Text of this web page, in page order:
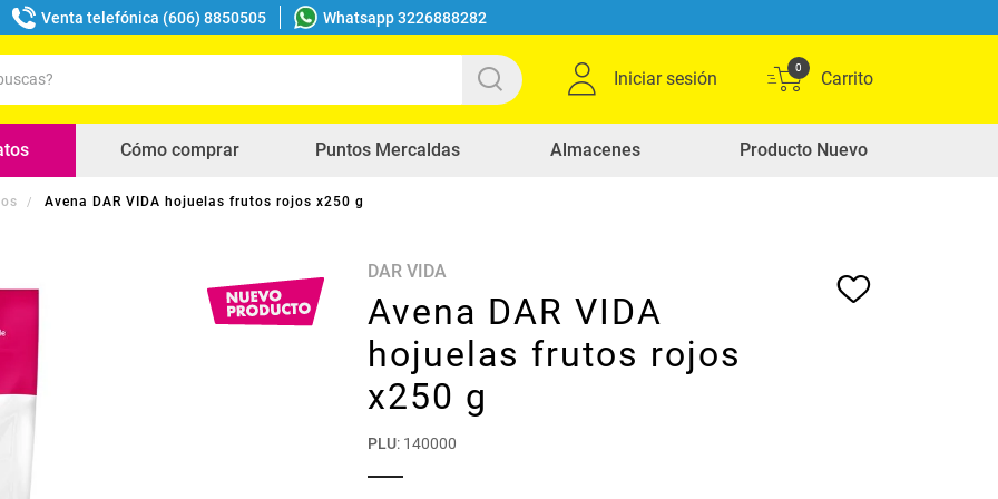
Venta telefónica (606) 8850505 Whatsapp 3226888282
Iniciar sesión
0
Cómo comprar Puntos Mercaldas Almacenes Producto Nuevo
Avena DAR VIDA hojuelas frutos rojos x250 g
DAR VIDA
Avena DAR VIDA
hojuelas frutos rojos
x250 g
PLU: 140000
buscados